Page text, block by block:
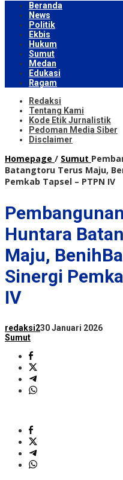
Beranda
News
Politik
Ekbis
Hukum
Sumut
Medan
Edukasi
Ragam
Redaksi
Tentang Kami
Kode Etik Jurnalistik
Pedoman Media Siber
Disclaimer
Homepage / Sumut
Batangtoru Terus Maju,
Pemkab Tapsel – PTPN IV
Huntara
Maju,
Sinergi
IV
redaksi230 Januari 2026
Sumut